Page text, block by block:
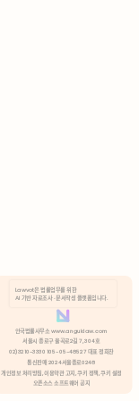
분석 쿠키 허용
Lawvot은 법률업무를 위한
AI 기반 자료조사 · 문서작성 플랫폼입니다.
안국법률사무소 www.anguklaw.com
서울시 종로구 율곡로2길 7, 304호
02)3210-3330 105-05-48527 대표 정희찬
통신판매 2024서울종로0248
개인정보 처리방침, 이용약관 고지, 쿠키 정책, 쿠키 설정
오픈소스 소프트웨어 공지